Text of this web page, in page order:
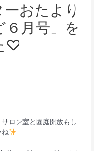
おたより
６月号」を
♡
ロン室と園庭開放もし
ね